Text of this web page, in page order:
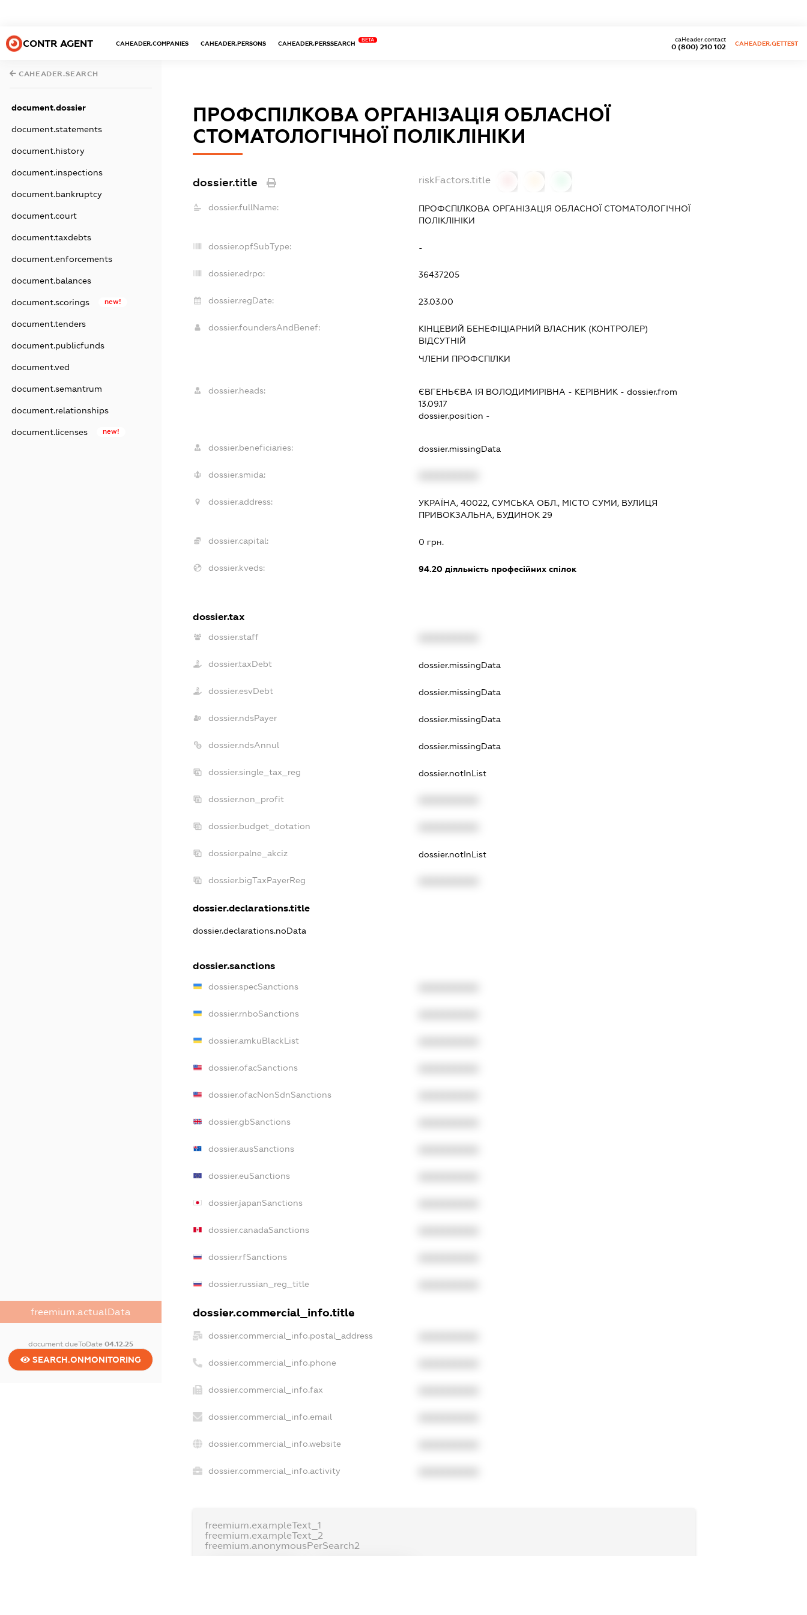
CONTR AGENT CAHEADER.COMPANIES CAHEADER.PERSONS CAHEADER.PERSSEARCH
BETA
0 (800) 210 102
caHeader.contact
CAHEADER.GETTEST
CAHEADER.SEARCH
document.dossier
document.statements
document.history
document.inspections
document.bankruptcy
document.court
document.taxdebts
document.enforcements
document.balances
document.scorings new!
document.tenders
document.publicfunds
document.ved
document.semantrum
document.relationships
document.licenses new!
freemium.actualData
document.dueToDate 04.12.25
SEARCH.ONMONITORING
ПРОФСПІЛКОВА ОРГАНІЗАЦІЯ ОБЛАСНОЇ
СТОМАТОЛОГІЧНОЇ ПОЛІКЛІНІКИ
dossier.title riskFactors.title
dossier.fullName:
ПРОФСПІЛКОВА ОРГАНІЗАЦІЯ ОБЛАСНОЇ СТОМАТОЛОГІЧНОЇ
ПОЛІКЛІНІКИ
dossier.opfSubType: -
dossier.edrpo: 36437205
dossier.regDate: 23.03.00
dossier.foundersAndBenef:
КІНЦЕВИЙ БЕНЕФІЦІАРНИЙ ВЛАСНИК (КОНТРОЛЕР)
ВІДСУТНІЙ
ЧЛЕНИ ПРОФСПІЛКИ
dossier.heads: ЄВГЕНЬЄВА ІЯ ВОЛОДИМИРІВНА - КЕРІВНИК - dossier.from
13.09.17
dossier.position -
dossier.beneficiaries: dossier.missingData
dossier.smida:
dossier.address:
УКРАЇНА, 40022, СУМСЬКА ОБЛ., МІСТО СУМИ, ВУЛИЦЯ
ПРИВОКЗАЛЬНА, БУДИНОК 29
dossier.capital: 0 грн.
dossier.kveds: 94.20 діяльність професійних спілок
dossier.tax
dossier.staff
dossier.taxDebt dossier.missingData
dossier.esvDebt dossier.missingData
dossier.ndsPayer dossier.missingData
dossier.ndsAnnul dossier.missingData
dossier.single_tax_reg dossier.notInList
dossier.non_profit
dossier.budget_dotation
dossier.palne_akciz dossier.notInList
dossier.bigTaxPayerReg
dossier.declarations.title
dossier.declarations.noData
dossier.sanctions
dossier.specSanctions
dossier.rnboSanctions
dossier.amkuBlackList
dossier.ofacSanctions
dossier.ofacNonSdnSanctions
dossier.gbSanctions
dossier.ausSanctions
dossier.euSanctions
dossier.japanSanctions
dossier.canadaSanctions
dossier.rfSanctions
dossier.russian_reg_title
dossier.commercial_info.title
dossier.commercial_info.postal_address
dossier.commercial_info.phone
dossier.commercial_info.fax
dossier.commercial_info.email
dossier.commercial_info.website
dossier.commercial_info.activity
freemium.exampleText_1
freemium.exampleText_2
freemium.anonymousPerSearch2